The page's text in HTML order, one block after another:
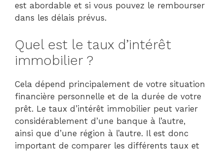
est abordable et si vous pouvez le rembourser
dans les délais prévus.
Quel est le taux d’intérêt
immobilier ?
Cela dépend principalement de votre situation
financière personnelle et de la durée de votre
prêt. Le taux d’intérêt immobilier peut varier
considérablement d’une banque à l’autre,
ainsi que d’une région à l’autre. Il est donc
important de comparer les différents taux et